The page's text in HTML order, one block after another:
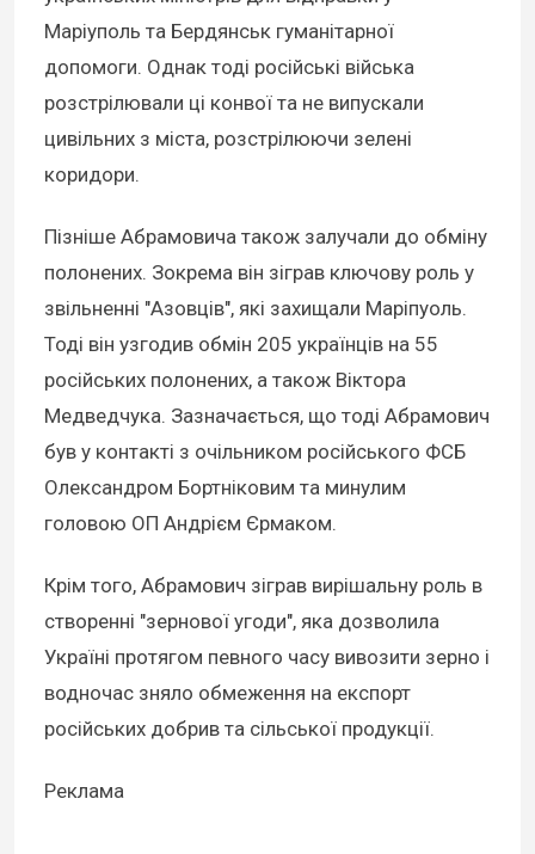
Маріуполь та Бердянськ гуманітарної
допомоги. Однак тоді російські війська
розстрілювали ці конвої та не випускали
цивільних з міста, розстрілюючи зелені
коридори.
Пізніше Абрамовича також залучали до обміну
полонених. Зокрема він зіграв ключову роль у
звільненні "Азовців", які захищали Маріпуоль.
Тоді він узгодив обмін 205 українців на 55
російських полонених, а також Віктора
Медведчука. Зазначається, що тоді Абрамович
був у контакті з очільником російського ФСБ
Олександром Бортніковим та минулим
головою ОП Андрієм Єрмаком.
Крім того, Абрамович зіграв вирішальну роль в
створенні "зернової угоди", яка дозволила
Україні протягом певного часу вивозити зерно і
водночас зняло обмеження на експорт
російських добрив та сільської продукції.
Реклама